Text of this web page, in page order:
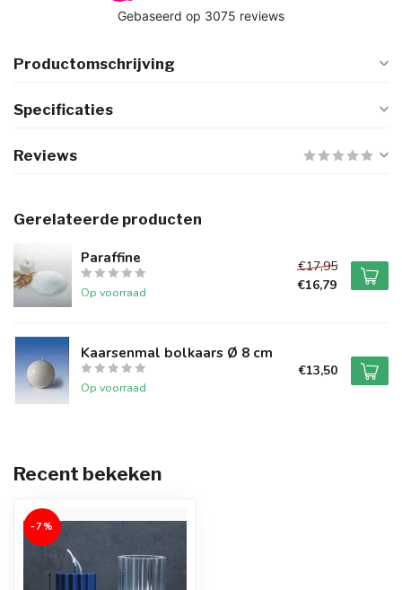
Productomschrijving
Specificaties
Reviews
Gerelateerde producten
Paraffine
Op voorraad
€17,95
€16,79
Kaarsenmal bolkaars Ø 8 cm
Op voorraad
€13,50
Recent bekeken
-7%